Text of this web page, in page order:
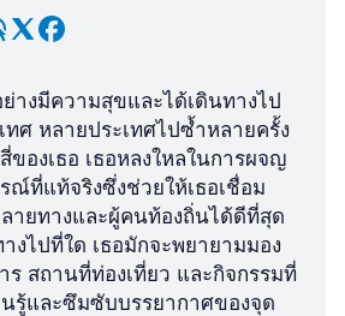
างมีความสุขและได้เดินทางไป
ทศ หลายประเทศไปซ้ำหลายครั้ง
ของเธอ เธอหลงใหลในการผจญ
ณ์ที่แท้จริงซึ่งช่วยให้เธอเชื่อม
ายทางและผู้คนท้องถิ่นได้ดีที่สุด
งไปที่ใด เธอมักจะพยายามมอง
สถานที่ท่องเที่ยว และกิจกรรมที่
นรู้และซึมซับบรรยากาศของจุด